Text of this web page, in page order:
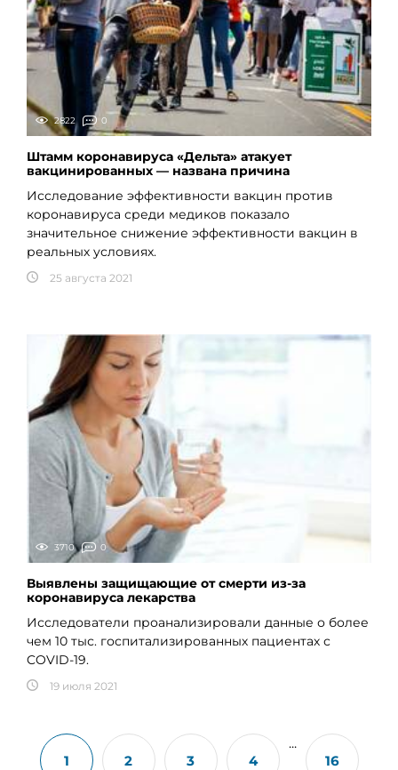
2822 0
Штамм коронавируса «Дельта» атакует
вакцинированных — названа причина
Исследование эффективности вакцин против
коронавируса среди медиков показало
значительное снижение эффективности вакцин в
реальных условиях.
25 августа 2021
3710 0
Выявлены защищающие от смерти из-за
коронавируса лекарства
Исследователи проанализировали данные о более
чем 10 тыс. госпитализированных пациентах с
COVID-19.
19 июля 2021
1 2 3 4
...
16